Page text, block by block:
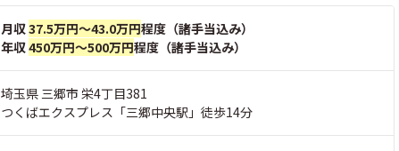
月収37.5万円～43.0万円程度（諸手当込み）
年収450万円～500万円程度（諸手当込み）
埼玉県 三郷市 栄4丁目381
つくばエクスプレス「三郷中央駅」徒歩14分